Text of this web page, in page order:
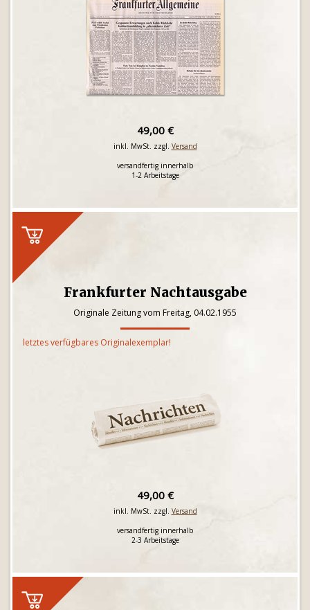
49,00 €
inkl. MwSt. zzgl. Versand
versandfertig innerhalb
1-2 Arbeitstage
Frankfurter Nachtausgabe
Originale Zeitung vom Freitag, 04.02.1955
letztes verfügbares Originalexemplar!
49,00 €
inkl. MwSt. zzgl. Versand
versandfertig innerhalb
2-3 Arbeitstage